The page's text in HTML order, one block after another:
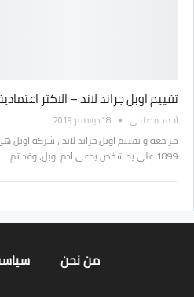
تقييم اوبل جراند لاند – الاكثر
أحمد مصلحي 18 ديسمبر 2019
مراجعة و تقييم اوبل جراند لاند ، شركة
1899 علي يد شخص يدعي ادم اوبل، وقد تم…
من نحن